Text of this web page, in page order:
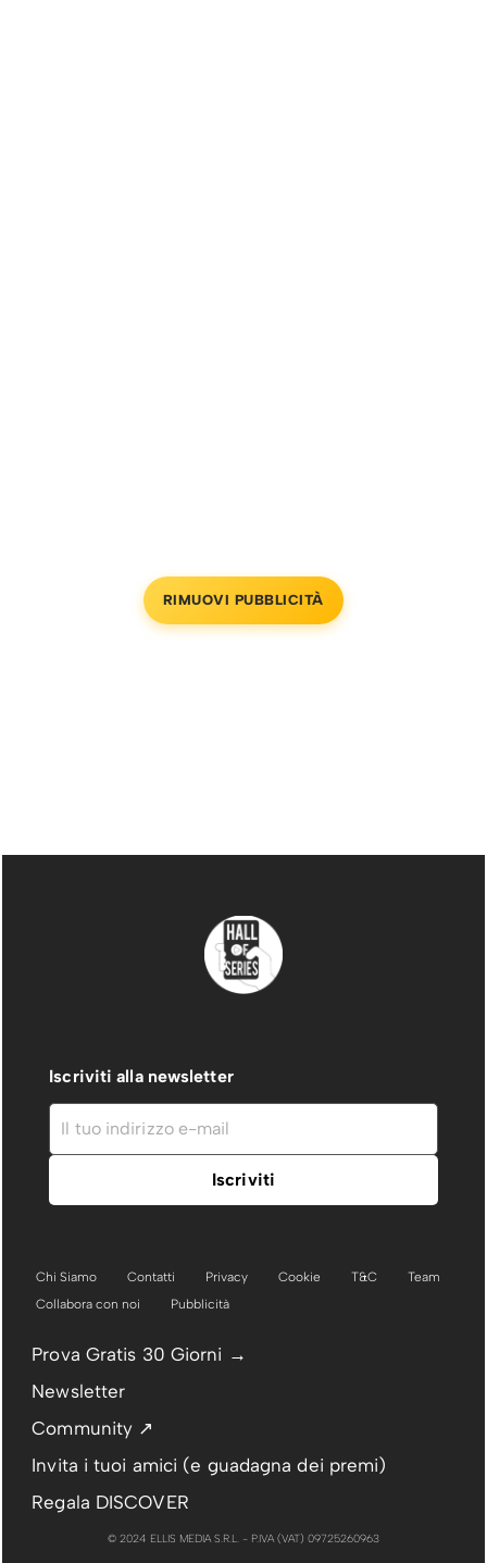
RIMUOVI PUBBLICITÀ
Iscriviti alla newsletter
Chi Siamo Contatti Privacy Cookie T&C
Team
Collabora con noi
Pubblicità
Prova Gratis 30 Giorni →
Newsletter
Community ↗
Invita i tuoi amici (e guadagna dei premi)
Regala DISCOVER
© 2024 ELLIS MEDIA S.R.L. - P.IVA (VAT) 09725260963